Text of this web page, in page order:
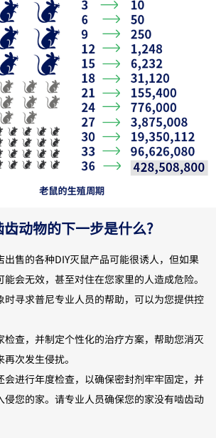
动物的下一步是什么?
出售的各种DIY灭鼠产品可能很诱人，但如果
会无效，甚至对住在您家里的人造成危险。
时寻求普尼专业人员的帮助，可以为您提供控
检查，并制定个性化的治疗方案，帮助您消灭
次发生侵扰。
会进行年度检查，以确保密封剂牢牢固定，并
侵您的家。请专业人员确保您的家没有啮齿动